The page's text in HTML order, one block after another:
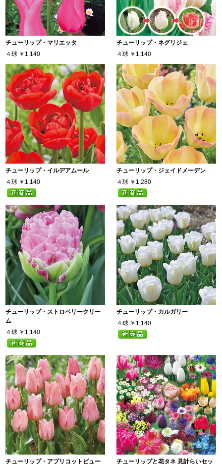
チューリップ・マリエッタ
４球 ￥1,140
チューリップ・ネグリジェ
４球 ￥1,140
チューリップ・イルデアムール
４球 ￥1,140
チューリップ・ジェイドメーデン
４球 ￥1,280
チューリップ・ストロベリークリー
ム
４球 ￥1,140
チューリップ・カルガリー
４球 ￥1,140
チューリップ・アプリコットビュー
チューリップと花タネ 見計らいセッ